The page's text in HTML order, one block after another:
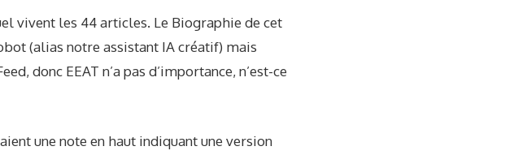
vivent les 44 articles. Le Biographie de cet
(alias notre assistant IA créatif) mais
donc EEAT n’a pas d’importance, n’est-ce
une note en haut indiquant une version